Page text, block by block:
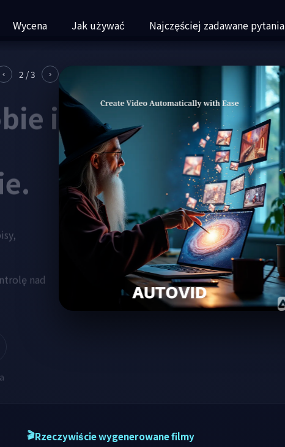
Wycena Jak używać Najczęściej zadawane pytania
‹ 2 /3 ›
i
nad
Rzeczywiście wygenerowane filmy